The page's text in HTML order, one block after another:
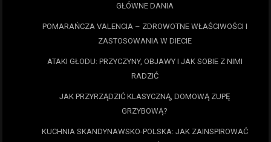
GŁÓWNE DANIA
POMARAŃCZA VALENCIA – ZDROWOTNE WŁAŚCIWOŚCI I
ZASTOSOWANIA W DIECIE
ATAKI GŁODU: PRZYCZYNY, OBJAWY I JAK SOBIE Z NIMI
RADZIĆ
JAK PRZYRZĄDZIĆ KLASYCZNĄ, DOMOWĄ ZUPĘ
GRZYBOWĄ?
KUCHNIA SKANDYNAWSKO-POLSKA: JAK ZAINSPIROWAĆ